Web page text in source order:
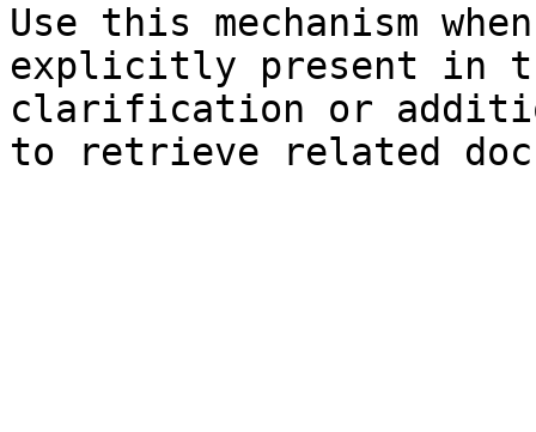
Use this mechanism
explicitly present in
clarification or